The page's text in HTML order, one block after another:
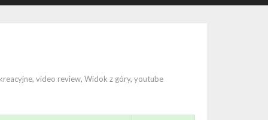
, video review, Widok z góry, youtube